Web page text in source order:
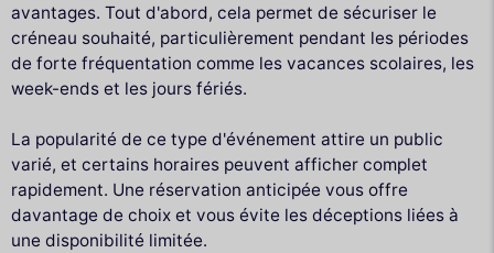
avantages. Tout d'abord, cela permet de sécuriser le
créneau souhaité, particulièrement pendant les périodes
de forte fréquentation comme les vacances scolaires, les
week-ends et les jours fériés.
La popularité de ce type d'événement attire un public
varié, et certains horaires peuvent afficher complet
rapidement. Une réservation anticipée vous offre
davantage de choix et vous évite les déceptions liées à
une disponibilité limitée.